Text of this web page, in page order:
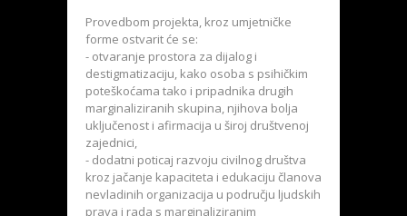
Provedbom projekta, kroz umjetničke
forme ostvarit će se:
- otvaranje prostora za dijalog i
destigmatizaciju, kako osoba s psihičkim
poteškoćama tako i pripadnika drugih
marginaliziranih skupina, njihova bolja
uključenost i afirmacija u široj društvenoj
zajednici,
- dodatni poticaj razvoju civilnog društva
kroz jačanje kapaciteta i edukaciju članova
nevladinih organizacija u području ljudskih
prava i rada s marginaliziranim